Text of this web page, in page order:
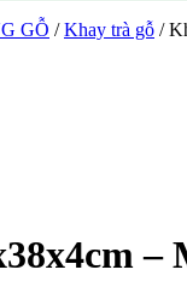
GỖ /Khay trà gỗ /
–